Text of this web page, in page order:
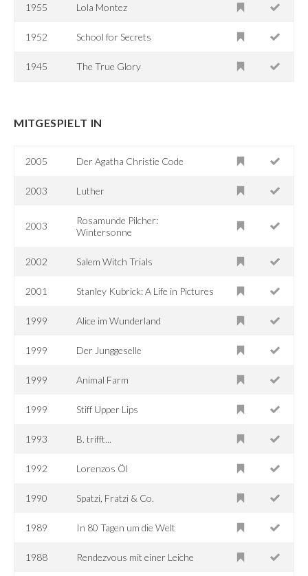
1955 Lola Montez
1952 School for Secrets
1945 The True Glory
MITGESPIELT IN
2005 Der Agatha Christie Code
2003 Luther
2003
Rosamunde Pilcher:
Wintersonne
2002 Salem Witch Trials
2001 Stanley Kubrick: A Life in Pictures
1999 Alice im Wunderland
1999 Der Junggeselle
1999 Animal Farm
1999 Stiff Upper Lips
1993 B. trifft...
1992 Lorenzos Öl
1990 Spatzi, Fratzi & Co.
1989 In 80 Tagen um die Welt
1988 Rendezvous mit einer Leiche